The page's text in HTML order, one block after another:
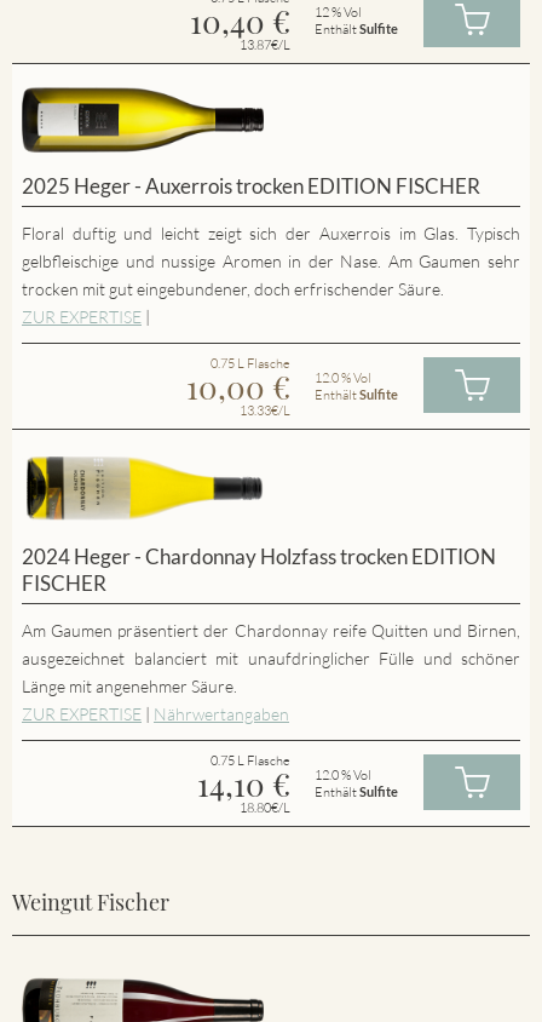
10,40 €
13.87€/L
12 % Vol
EnthältSulfite
2025 Heger - Auxerrois trocken EDITION FISCHER
Floral duftig und leicht zeigt sich der Auxerrois im Glas. Typisch
gelbfleischige und nussige Aromen in der Nase. Am Gaumen sehr
trocken mit gut eingebundener, doch erfrischender Säure.
ZUR EXPERTISE |
0.75 L Flasche
10,00 €
13.33€/L
12.0 % Vol
EnthältSulfite
2024 Heger - Chardonnay Holzfass trocken EDITION
FISCHER
Am Gaumen präsentiert der Chardonnay reife Quitten und Birnen,
ausgezeichnet balanciert mit unaufdringlicher Fülle und schöner
Länge mit angenehmer Säure.
ZUR EXPERTISE | Nährwertangaben
0.75 L Flasche
14,10 €
18.80€/L
12.0 % Vol
EnthältSulfite
Weingut Fischer